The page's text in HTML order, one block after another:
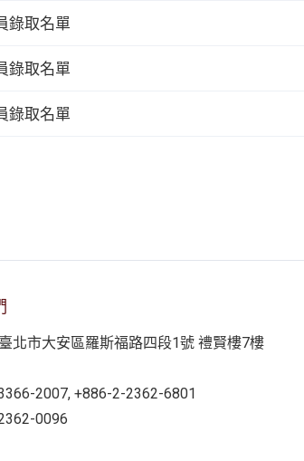
錄取名單
錄取名單
錄取名單
北市大安區羅斯福路四段1號 禮賢樓7樓
2007, +886-2-2362-6801
0096